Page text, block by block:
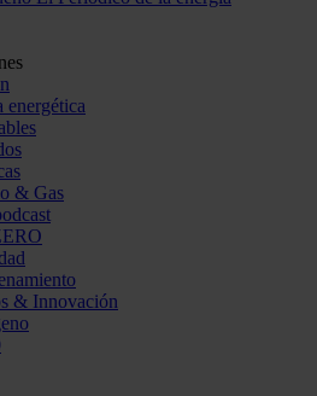
energética
& Gas
& Innovación